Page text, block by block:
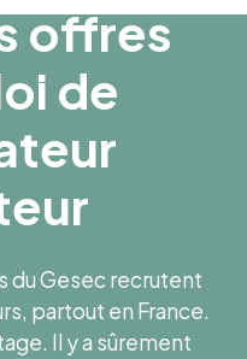
offres
de
du Gesec recrutent
partout en France.
Il y a sûrement